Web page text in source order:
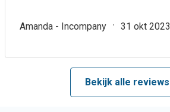
Amanda - Incompany 31 okt 2023
Bekijk alle reviews